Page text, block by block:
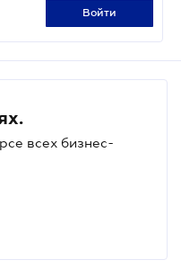
войти
всех бизнес-